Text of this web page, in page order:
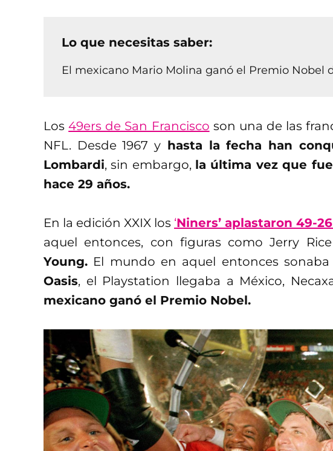
Lo que necesitas saber:
El mexicano Mario Molina ganó el Premio Nobel
Los49ers de San Francisco son una de las
NFL. Desde 1967 y hasta la fecha han
Lombardi, sin embargo, la última vez que
hace 29 años.
En la edición XXIX los ‘Niners’ aplastaron 49-
aquel entonces, con figuras como Jerry
Young. El mundo en aquel entonces sonaba
Oasis, el Playstation llegaba a México,
mexicano ganó el Premio Nobel.